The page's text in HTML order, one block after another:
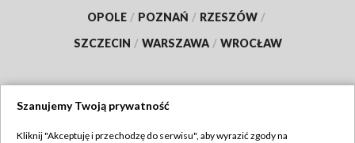
OPOLE / POZNAŃ / RZESZÓW /
SZCZECIN / WARSZAWA / WROCŁAW
Szanujemy Twoją prywatność
Kliknij "Akceptuję i przechodzę do serwisu", aby wyrazić zgody na